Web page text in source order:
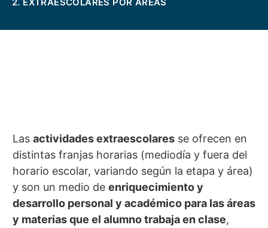
Las actividades extraescolares se ofrecen en
distintas franjas horarias (mediodía y fuera del
horario escolar, variando según la etapa y área)
y son un medio de enriquecimiento y
desarrollo personal y académico para las áreas
y materias que el alumno trabaja en clase,